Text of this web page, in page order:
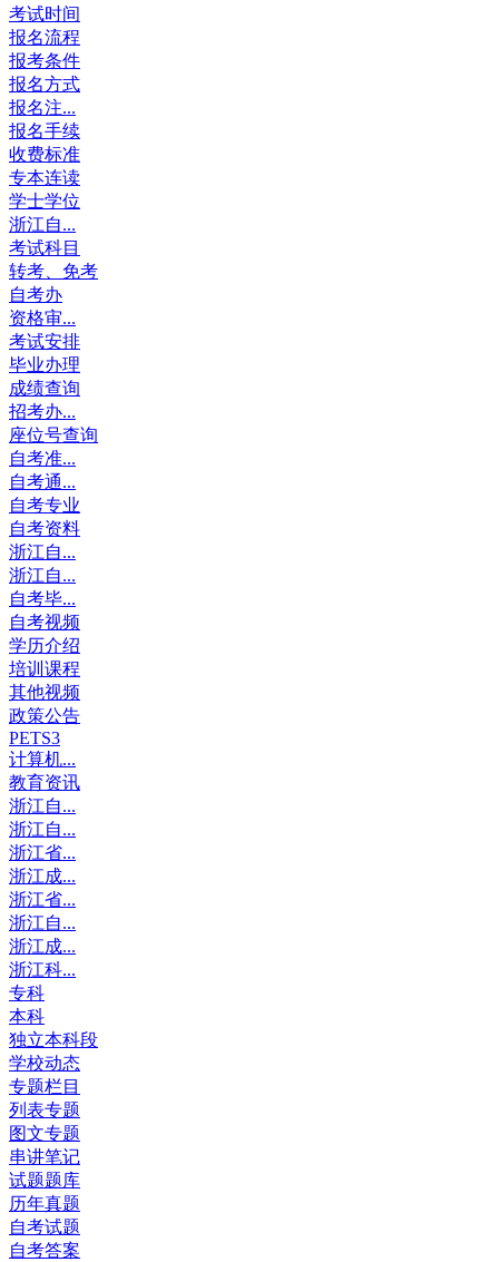
考试时间
报名流程
报考条件
报名方式
报名注...
报名手续
收费标准
专本连读
学士学位
浙江自...
考试科目
转考、免考
自考办
资格审...
考试安排
毕业办理
成绩查询
招考办...
座位号查询
自考准...
自考通...
自考专业
自考资料
浙江自...
浙江自...
自考毕...
自考视频
学历介绍
培训课程
其他视频
政策公告
PETS3
计算机...
教育资讯
浙江自...
浙江自...
浙江省...
浙江成...
浙江省...
浙江自...
浙江成...
浙江科...
专科
本科
独立本科段
学校动态
专题栏目
列表专题
图文专题
串讲笔记
试题题库
历年真题
自考试题
自考答案